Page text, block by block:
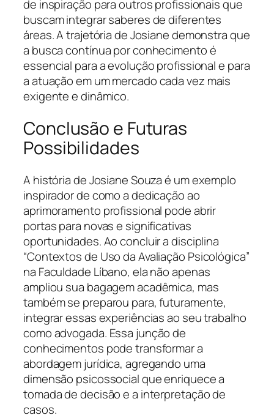
de inspiração para outros profissionais que
buscam integrar saberes de diferentes
áreas. A trajetória de Josiane demonstra que
a busca contínua por conhecimento é
essencial para a evolução profissional e para
a atuação em um mercado cada vez mais
exigente e dinâmico.
Conclusão e Futuras
Possibilidades
A história de Josiane Souza é um exemplo
inspirador de como a dedicação ao
aprimoramento profissional pode abrir
portas para novas e significativas
oportunidades. Ao concluir a disciplina
“Contextos de Uso da Avaliação Psicológica”
na Faculdade Líbano, ela não apenas
ampliou sua bagagem acadêmica, mas
também se preparou para, futuramente,
integrar essas experiências ao seu trabalho
como advogada. Essa junção de
conhecimentos pode transformar a
abordagem jurídica, agregando uma
dimensão psicossocial que enriquece a
tomada de decisão e a interpretação de
casos.